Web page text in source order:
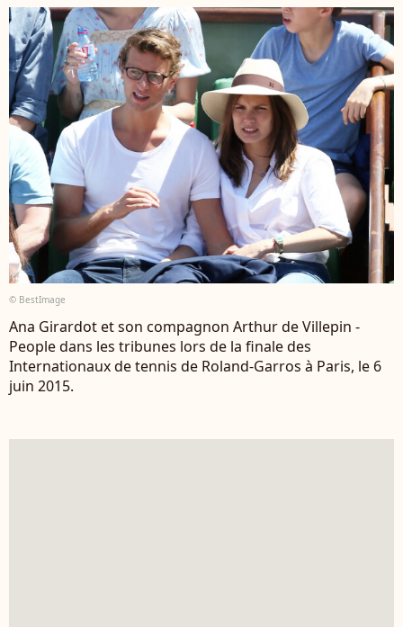
© BestImage
Ana Girardot et son compagnon Arthur de Villepin -
People dans les tribunes lors de la finale des
Internationaux de tennis de Roland-Garros à Paris, le 6
juin 2015.